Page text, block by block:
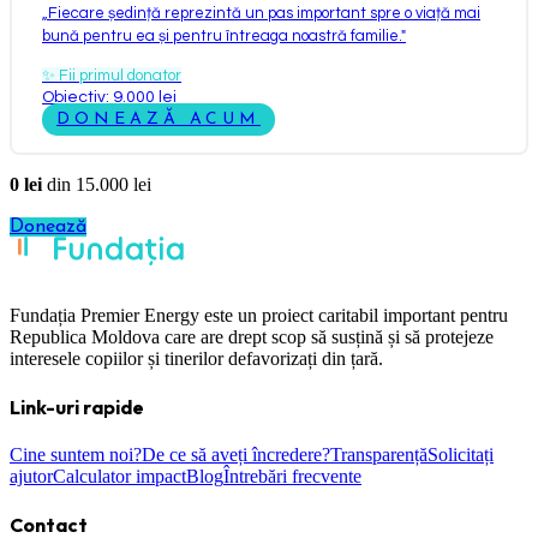
Fiecare ședință reprezintă un pas important spre o viață mai
bună pentru ea și pentru întreaga noastră familie. "
✨ Fii primul donator
Obiectiv: 9.000 lei
DONEAZĂ ACUM
0 lei din 15.000 lei
Donează
Fundația Premier Energy este un proiect caritabil important pentru
Republica Moldova care are drept scop să susțină și să protejeze
interesele copiilor și tinerilor defavorizați din țară.
Link-uri rapide
Cine suntem noi?De ce să aveți încredere?TransparențăSolicitați
ajutorCalculator impactBlogÎntrebări frecvente
Contact